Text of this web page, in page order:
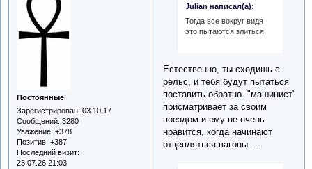
Постоянные
Зарегистрирован: 03.10.17
Сообщений: 3280
Уважение: +378
Позитив: +387
Последний визит:
23.07.26 21:03
Julian написал(а):
Тогда все вокруг видя
это пытаются злиться
Естественно, ты сходишь с
рельс, и тебя будут пытаться
поставить обратно. "машинист"
присматривает за своим
поездом и ему не очень
нравится, когда начинают
отцепляться вагоны....